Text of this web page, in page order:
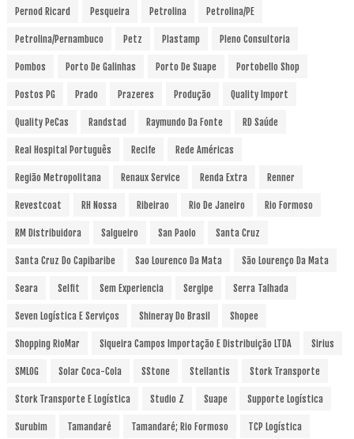
Pernod Ricard Pesqueira Petrolina Petrolina/PE
Petrolina/Pernambuco Petz Plastamp Pleno Consultoria
Pombos Porto De Galinhas Porto De Suape Portobello Shop
Postos PG Prado Prazeres Produção Quality Import
Quality PeCas Randstad Raymundo Da Fonte RD Saúde
Real Hospital Português Recife Rede Américas
Região Metropolitana Renaux Service Renda Extra Renner
Revestcoat RH Nossa Ribeirao Rio De Janeiro Rio Formoso
RM Distribuidora Salgueiro San Paolo Santa Cruz
Santa Cruz Do Capibaribe Sao Lourenco Da Mata São Lourenço Da Mata
Seara Selfit Sem Experiencia Sergipe Serra Talhada
Seven Logística E Serviços Shineray Do Brasil Shopee
Shopping RioMar Siqueira Campos Importação E Distribuição LTDA Sirius
SMLOG Solar Coca-Cola SStone Stellantis Stork Transporte
Stork Transporte E Logística Studio Z Suape Supporte Logística
Surubim Tamandaré Tamandaré; Rio Formoso TCP Logística